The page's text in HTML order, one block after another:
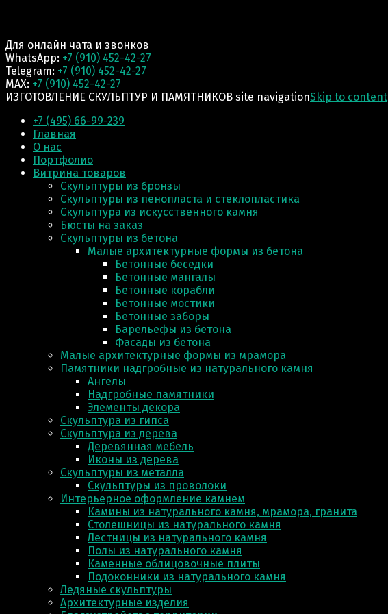
Для онлайн чата и звонков
WhatsApp: +7 (910) 452-42-27
Telegram: +7 (910) 452-42-27
MAX: +7 (910) 452-42-27
ИЗГОТОВЛЕНИЕ СКУЛЬПТУР И ПАМЯТНИКОВ site navigationSkip to content
+7 (495) 66-99-239
Главная
О нас
Портфолио
Витрина товаров
Скульптуры из бронзы
Скульптуры из пенопласта и стеклопластика
Скульптура из искусственного камня
Бюсты на заказ
Скульптуры из бетона
Малые архитектурные формы из бетона
Бетонные беседки
Бетонные мангалы
Бетонные корабли
Бетонные мостики
Бетонные заборы
Барельефы из бетона
Фасады из бетона
Малые архитектурные формы из мрамора
Памятники надгробные из натурального камня
Ангелы
Надгробные памятники
Элементы декора
Скульптура из гипса
Скульптура из деревa
Деревянная мебель
Иконы из дерева
Скульптуры из металла
Скульптуры из проволоки
Интерьерное оформление камнем
Камины из натурального камня, мрамора, гранита
Столешницы из натурального камня
Лестницы из натурального камня
Полы из натурального камня
Каменные облицовочные плиты
Подоконники из натурального камня
Ледяные скульптуры
Архитектурные изделия